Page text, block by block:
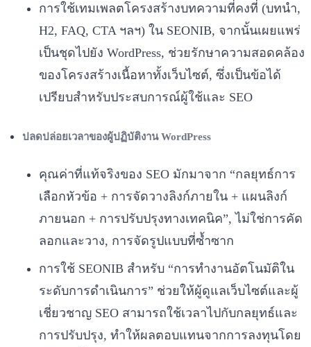
การใช้เทมเพลตโครงสร้างบทความที่คงที่ (บทนำ,
H2, FAQ, CTA ฯลฯ) ใน SEONIB, จากนั้นเผยแพร่
เป็นชุดไปยัง WordPress, ช่วยรักษาความสอดคล้อง
ของโครงสร้างเนื้อหาทั้งเว็บไซต์, ซึ่งเป็นข้อได้
เปรียบสำหรับประสบการณ์ผู้ใช้และ SEO
ปลดปล่อยเวลาของผู้ปฏิบัติงาน WordPress
คุณค่าที่แท้จริงของ SEO มักมาจาก “กลยุทธ์การ
เลือกหัวข้อ + การจัดวางลิงก์ภายใน + แผนลิงก์
ภายนอก + การปรับปรุงทางเทคนิค”, ไม่ใช่การคัด
ลอกและวาง, การจัดรูปแบบที่ซ้ำซาก
การใช้ SEONIB สำหรับ “การทำงานอัตโนมัติใน
ระดับการดำเนินการ” ช่วยให้ผู้ดูแลเว็บไซต์และผู้
เชี่ยวชาญ SEO สามารถใช้เวลาไปกับกลยุทธ์และ
การปรับปรุง, ทำให้ผลตอบแทนจากการลงทุนโดย